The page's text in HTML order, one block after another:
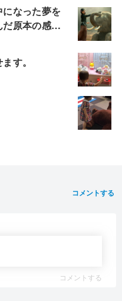
なった夢を
原本の感想
す。
コメントする
コメントする